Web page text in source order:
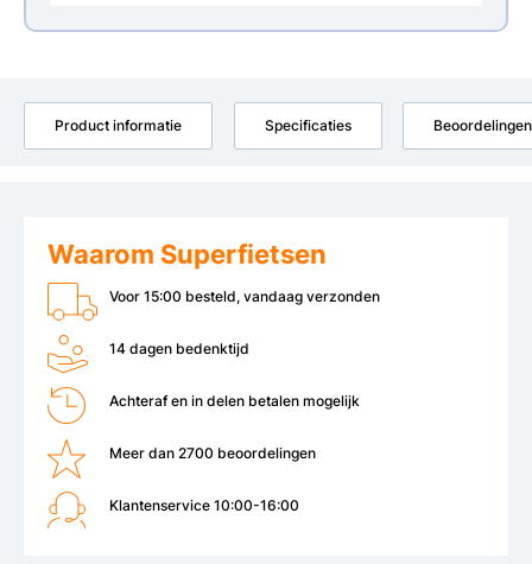
Product informatie Specificaties Beoordelingen
Waarom Superfietsen
Voor 15:00 besteld, vandaag verzonden
14 dagen bedenktijd
Achteraf en in delen betalen mogelijk
Meer dan 2700 beoordelingen
Klantenservice 10:00-16:00